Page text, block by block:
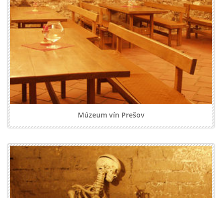
Múzeum vín Prešov